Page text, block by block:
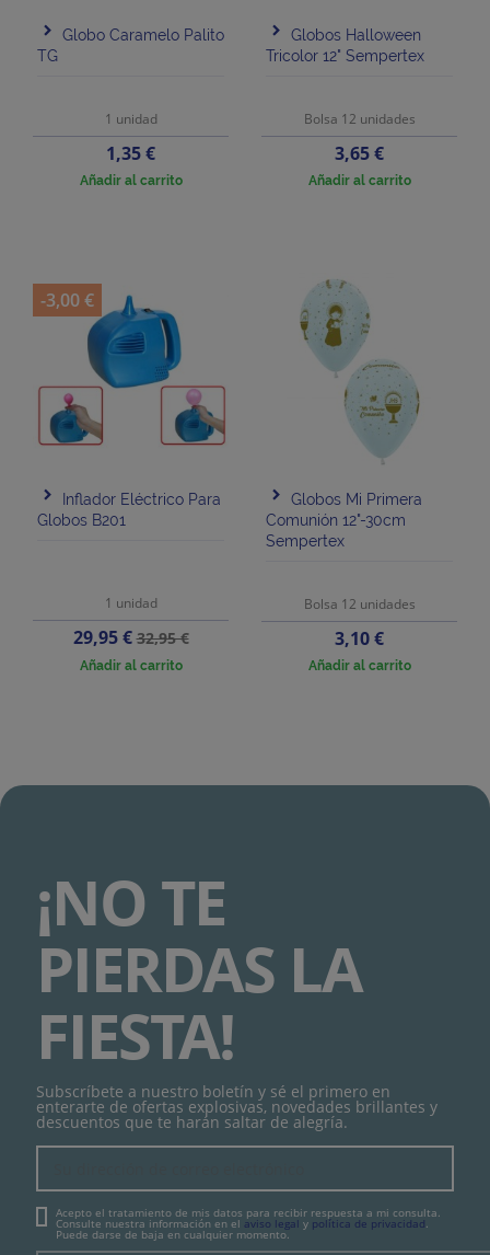
Globo Caramelo Palito
TG
1 unidad
Precio
1,35 €
Añadir al carrito
Globos Halloween
Tricolor 12" Sempertex
Bolsa 12 unidades
Precio
3,65 €
Añadir al carrito
Inflador Eléctrico Para
Globos B201
1 unidad
Precio
29,95 €Precio
base
32,95 €
Añadir al carrito
-3,00 €
Globos Mi Primera
Comunión 12"-30cm
Sempertex
Bolsa 12 unidades
Precio
3,10 €
Añadir al carrito
¡NO TE
PIERDAS LA
FIESTA!
Subscríbete a nuestro boletín y sé el primero en
enterarte de ofertas explosivas, novedades brillantes y
descuentos que te harán saltar de alegría.
Acepto el tratamiento de mis datos para recibir respuesta a mi consulta.
Consulte nuestra información en el aviso legal y política de privacidad.
Puede darse de baja en cualquier momento.